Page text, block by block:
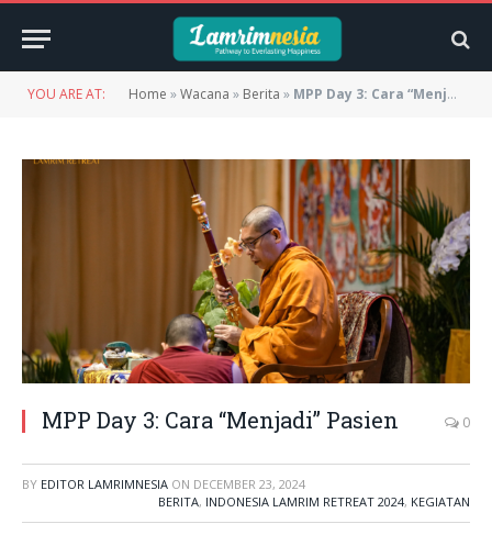
YOU ARE AT: Home »Wacana » Berita » MPP Day 3: Cara “Menjadi” Pasien
MPP Day 3: Cara “Menjadi” Pasien 0
BY EDITOR LAMRIMNESIA ON DECEMBER 23, 2024
BERITA, INDONESIA LAMRIM RETREAT 2024, KEGIATAN